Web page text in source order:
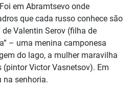
em Abramtsevo onde
que cada russo conhece são
Valentin Serov (filha de
– uma menina camponesa
do lago, a mulher maravilha
Victor Vasnetsov). Em
na senhoria.